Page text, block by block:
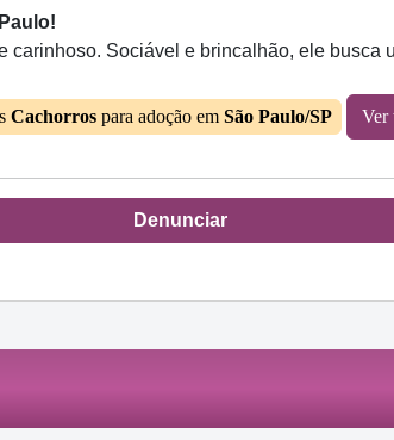
carinhoso. Sociável e brincalhão, ele busca
Cachorros para adoção em São Paulo/SP Ver
Denunciar